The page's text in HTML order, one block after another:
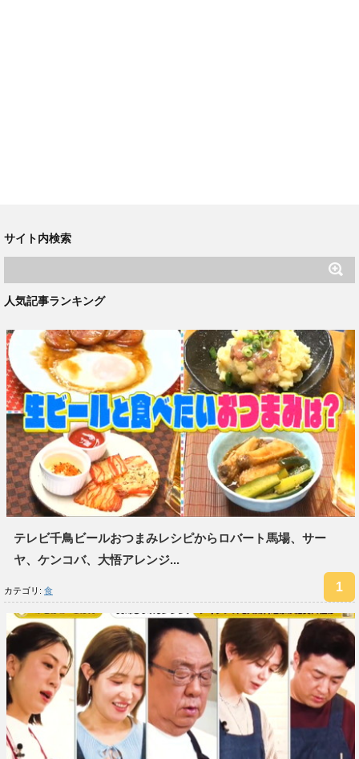
サイト内検索
人気記事ランキング
テレビ千鳥ビールおつまみレシピからロバート馬場、サー
ヤ、ケンコバ、大悟アレンジ...
カテゴリ: 食